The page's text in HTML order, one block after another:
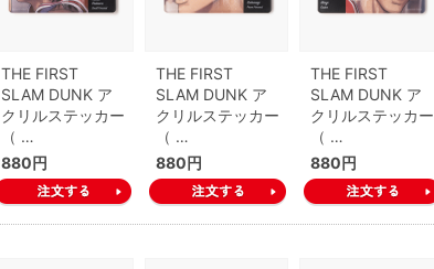
THE FIRST
SLAM DUNK ア
クリルステッカー
（ …
880円
THE FIRST
SLAM DUNK ア
クリルステッカー
（ …
880円
THE FIRST
SLAM DUNK ア
クリルステッカー
（ …
880円